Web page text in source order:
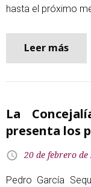
hasta el próximo
Leer más
La
presenta los
20 de febrero de
Pedro García